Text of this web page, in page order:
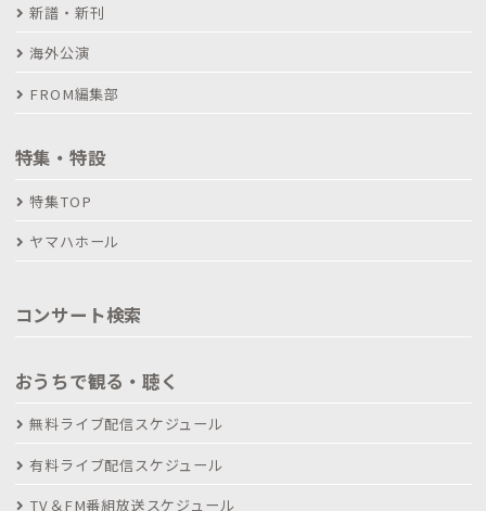
新譜・新刊
海外公演
FROM編集部
特集・特設
特集TOP
ヤマハホール
コンサート検索
おうちで観る・聴く
無料ライブ配信スケジュール
有料ライブ配信スケジュール
TV＆FM番組放送スケジュール